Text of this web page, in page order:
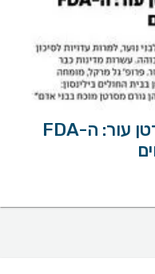
למרות הסיכון הגבוה לסרטן עור: ה-FDA